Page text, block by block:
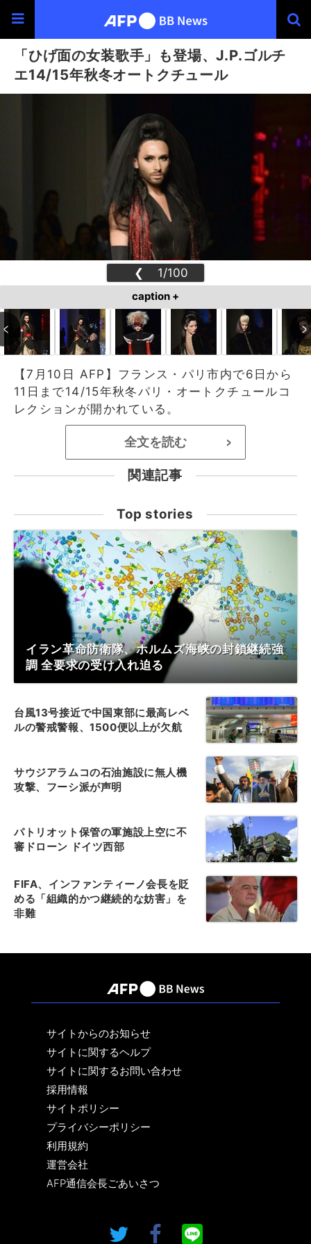
「ひげ面の女装歌手」も登場、J.P.ゴルチ
エ14/15年秋冬オートクチュール
❮
1/100
❯
caption +
【7月10日 AFP】フランス・パリ市内で6日から
11日まで14/15年秋冬パリ・オートクチュールコ
レクションが開かれている。
全文を読む >
関連記事
Top stories
イラン革命防衛隊、ホルムズ海峡の封鎖継続強
調 全要求の受け入れ迫る
台風13号接近で中国東部に最高レベ
ルの警戒警報、1500便以上が欠航
サウジアラムコの石油施設に無人機
攻撃、フーシ派が声明
パトリオット保管の軍施設上空に不
審ドローン ドイツ西部
FIFA、インファンティーノ会長を貶
める「組織的かつ継続的な妨害」を
非難
サイトからのお知らせ
サイトに関するヘルプ
サイトに関するお問い合わせ
採用情報
サイトポリシー
プライバシーポリシー
利用規約
運営会社
AFP通信会長ごあいさつ